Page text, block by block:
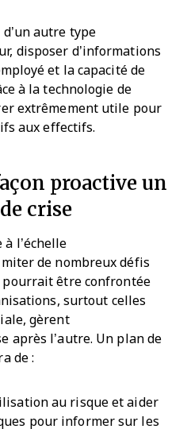
d’un autre type
disposer d’informations
et la capacité de
à la technologie de
extrêmement utile pour
aux effectifs.
proactive un
crise
l’échelle
de nombreux défis
être confrontée
surtout celles
gèrent
après l’autre. Un plan de
de :
au risque et aider
pour informer sur les